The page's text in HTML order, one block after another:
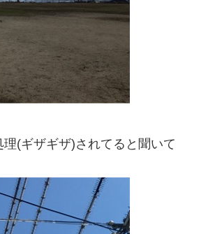
(ギザギザ)されてると聞いて